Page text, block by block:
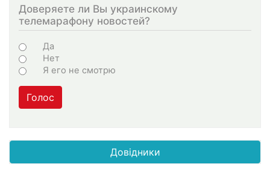
Доверяете ли Вы украинскому
телемарафону новостей?
Choices
Да
Нет
Я его не смотрю
Голос
Довідники